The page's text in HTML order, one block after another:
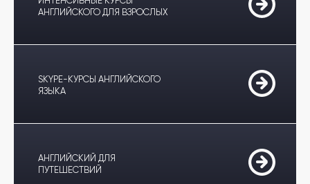
АНГЛИЙСКОГО ДЛЯ ВЗРОСЛЫХ
SKYPE-КУРСЫ АНГЛИЙСКОГО
ЯЗЫКА
АНГЛИЙСКИЙ ДЛЯ
ПУТЕШЕСТВИЙ